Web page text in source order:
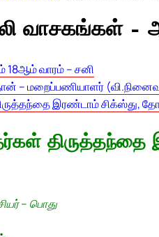
வாசகங்கள்
18ஆம் வாரம் – சனி
– மறைப்பணியாளர்
இரண்டாம் சிக்ஸ்து,
– பொது